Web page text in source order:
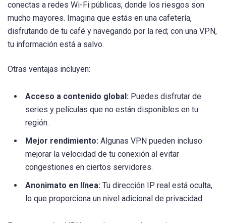
conectas a redes Wi-Fi públicas, donde los riesgos son
mucho mayores. Imagina que estás en una cafetería,
disfrutando de tu café y navegando por la red; con una VPN,
tu información está a salvo.
Otras ventajas incluyen:
Acceso a contenido global: Puedes disfrutar de
series y películas que no están disponibles en tu
región.
Mejor rendimiento: Algunas VPN pueden incluso
mejorar la velocidad de tu conexión al evitar
congestiones en ciertos servidores.
Anonimato en línea: Tu dirección IP real está oculta,
lo que proporciona un nivel adicional de privacidad.